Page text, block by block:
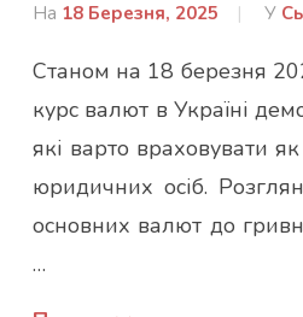
На 18 Березня, 2025
Від
У
Станом на 18 березня
курс валют в Україні
які варто враховувати
юридичних осіб.
основних валют до
…